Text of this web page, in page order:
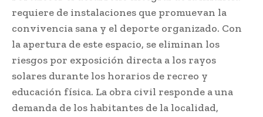
requiere de instalaciones que promuevan la
convivencia sana y el deporte organizado. Con
la apertura de este espacio, se eliminan los
riesgos por exposición directa a los rayos
solares durante los horarios de recreo y
educación física. La obra civil responde a una
demanda de los habitantes de la localidad,